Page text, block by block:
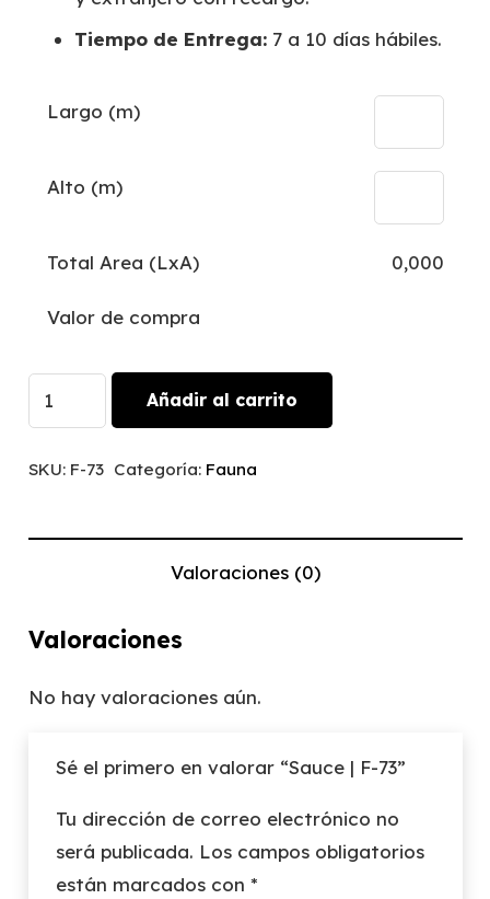
Tiempo de Entrega: 7 a 10 días hábiles.
Largo (m)
Alto (m)
Total Area (LxA) 0,000
Valor de compra
|
Añadir al carrito
SKU: F-73 Categoría: Fauna
Valoraciones (0)
Valoraciones
No hay valoraciones aún.
Sé el primero en valorar “Sauce | F-73”
Tu dirección de correo electrónico no
será publicada. Los campos obligatorios
están marcados con *